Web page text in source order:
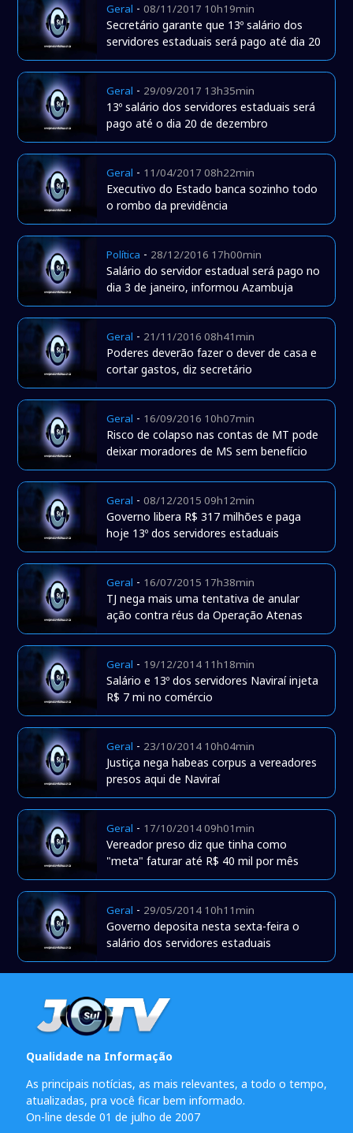
Geral -08/11/2017 10h19min
Secretário garante que 13º salário dos
servidores estaduais será pago até dia 20
Geral - 29/09/2017 13h35min
13º salário dos servidores estaduais será
pago até o dia 20 de dezembro
Geral - 11/04/2017 08h22min
Executivo do Estado banca sozinho todo
o rombo da previdência
Política - 28/12/2016 17h00min
Salário do servidor estadual será pago no
dia 3 de janeiro, informou Azambuja
Geral - 21/11/2016 08h41min
Poderes deverão fazer o dever de casa e
cortar gastos, diz secretário
Geral - 16/09/2016 10h07min
Risco de colapso nas contas de MT pode
deixar moradores de MS sem benefício
Geral -08/12/2015 09h12min
Governo libera R$ 317 milhões e paga
hoje 13º dos servidores estaduais
Geral - 16/07/2015 17h38min
TJ nega mais uma tentativa de anular
ação contra réus da Operação Atenas
Geral - 19/12/2014 11h18min
Salário e 13º dos servidores Naviraí injeta
R$ 7 mi no comércio
Geral - 23/10/2014 10h04min
Justiça nega habeas corpus a vereadores
presos aqui de Naviraí
Geral - 17/10/2014 09h01min
Vereador preso diz que tinha como
"meta" faturar até R$ 40 mil por mês
Geral - 29/05/2014 10h11min
Governo deposita nesta sexta-feira o
salário dos servidores estaduais
Qualidade na Informação
As principais notícias, as mais relevantes, a todo o tempo,
atualizadas, pra você ficar bem informado.
On-line desde 01 de julho de 2007